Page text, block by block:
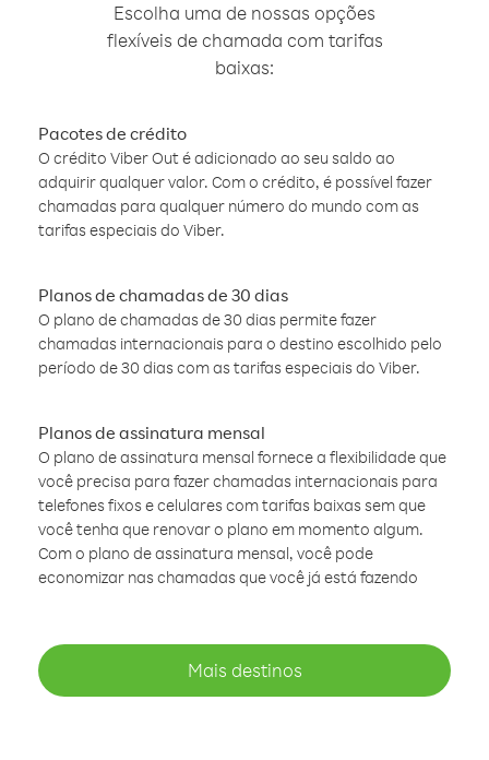
Escolha uma de nossas opções
flexíveis de chamada com tarifas
baixas:
Pacotes de crédito
O crédito Viber Out é adicionado ao seu saldo ao
adquirir qualquer valor. Com o crédito, é possível fazer
chamadas para qualquer número do mundo com as
tarifas especiais do Viber.
Planos de chamadas de 30 dias
O plano de chamadas de 30 dias permite fazer
chamadas internacionais para o destino escolhido pelo
período de 30 dias com as tarifas especiais do Viber.
Planos de assinatura mensal
O plano de assinatura mensal fornece a flexibilidade que
você precisa para fazer chamadas internacionais para
telefones fixos e celulares com tarifas baixas sem que
você tenha que renovar o plano em momento algum.
Com o plano de assinatura mensal, você pode
economizar nas chamadas que você já está fazendo
Mais destinos